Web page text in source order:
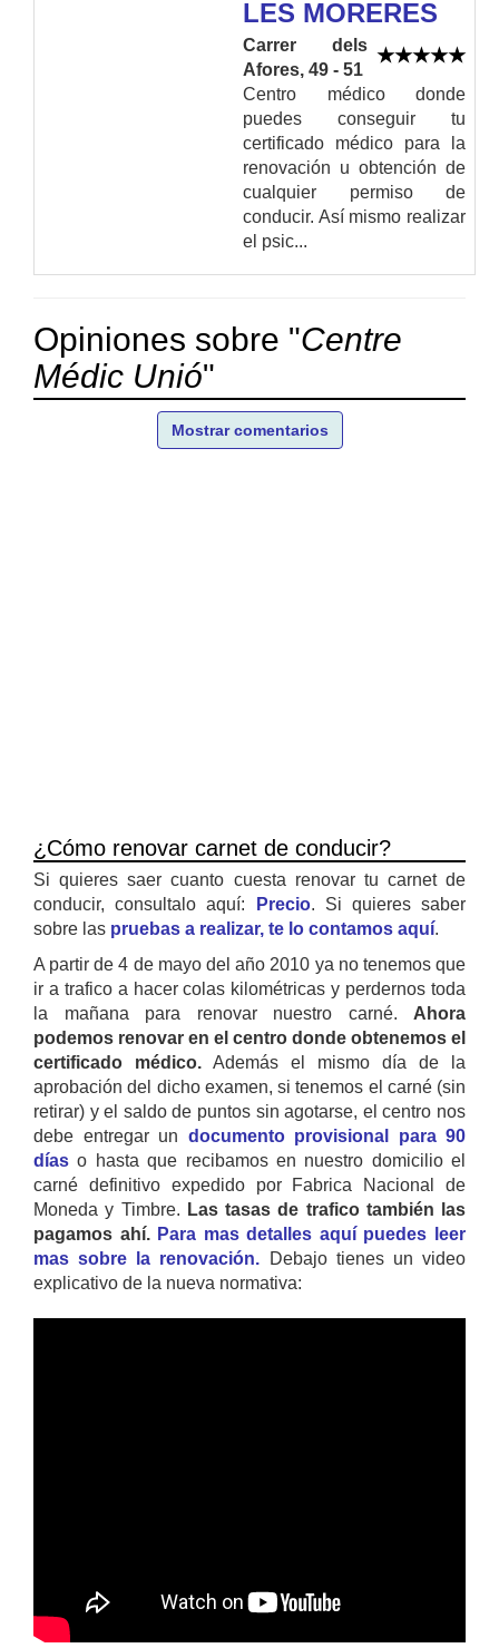
LES MORERES
Carrer dels
Afores, 49 - 51
Centro médico donde
puedes conseguir tu
certificado médico para la
renovación u obtención de
cualquier permiso de
conducir. Así mismo realizar
el psic...
Opiniones sobre "Centre
Médic Unió"
Mostrar comentarios
¿Cómo renovar carnet de conducir?
Si quieres saer cuanto cuesta renovar tu carnet de
conducir, consultalo aquí:
Precio. Si quieres saber
sobre las pruebas a realizar, te lo contamos aquí.
A partir de 4 de mayo del año 2010 ya no tenemos que
ir a trafico a hacer colas kilométricas y perdernos toda
la mañana para renovar nuestro carné. Ahora
podemos renovar en el centro donde obtenemos el
certificado médico. Además el mismo día de la
aprobación del dicho examen, si tenemos el carné (sin
retirar) y el saldo de puntos sin agotarse, el centro nos
debe entregar un documento provisional para 90
días o hasta que recibamos en nuestro domicilio el
carné definitivo expedido por Fabrica Nacional de
Moneda y Timbre. Las tasas de trafico también las
pagamos ahí. Para mas detalles aquí puedes leer
mas sobre la renovación. Debajo tienes un video
explicativo de la nueva normativa: